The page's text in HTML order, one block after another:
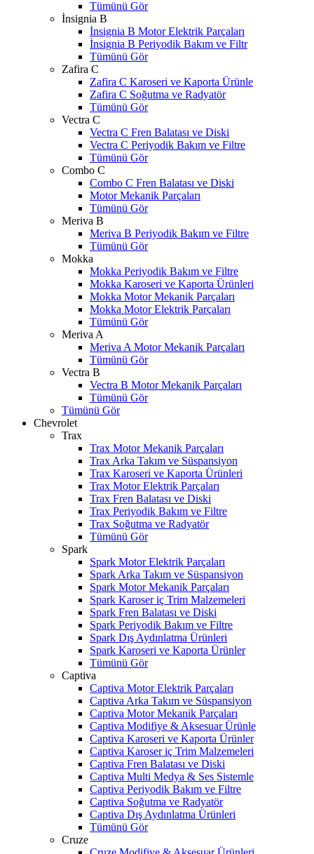
Tümünü Gör
İnsignia B
İnsignia B Motor Elektrik Parçaları
İnsignia B Periyodik Bakım ve Filtr
Tümünü Gör
Zafira C
Zafira C Karoseri ve Kaporta Ürünle
Zafira C Soğutma ve Radyatör
Tümünü Gör
Vectra C
Vectra C Fren Balatası ve Diski
Vectra C Periyodik Bakım ve Filtre
Tümünü Gör
Combo C
Combo C Fren Balatası ve Diski
Motor Mekanik Parçaları
Tümünü Gör
Meriva B
Meriva B Periyodik Bakım ve Filtre
Tümünü Gör
Mokka
Mokka Periyodik Bakım ve Filtre
Mokka Karoseri ve Kaporta Ürünleri
Mokka Motor Mekanik Parçaları
Mokka Motor Elektrik Parçaları
Tümünü Gör
Meriva A
Meriva A Motor Mekanik Parçaları
Tümünü Gör
Vectra B
Vectra B Motor Mekanik Parçaları
Tümünü Gör
Tümünü Gör
Chevrolet
Trax
Trax Motor Mekanik Parçaları
Trax Arka Takım ve Süspansiyon
Trax Karoseri ve Kaporta Ürünleri
Trax Motor Elektrik Parçaları
Trax Fren Balatası ve Diski
Trax Periyodik Bakım ve Filtre
Trax Soğutma ve Radyatör
Tümünü Gör
Spark
Spark Motor Elektrik Parçaları
Spark Arka Takım ve Süspansiyon
Spark Motor Mekanik Parçaları
Spark Karoser iç Trim Malzemeleri
Spark Fren Balatası ve Diski
Spark Periyodik Bakım ve Filtre
Spark Dış Aydınlatma Ürünleri
Spark Karoseri ve Kaporta Ürünler
Tümünü Gör
Captiva
Captiva Motor Elektrik Parçaları
Captiva Arka Takım ve Süspansiyon
Captiva Motor Mekanik Parçaları
Captiva Modifiye & Aksesuar Ürünle
Captiva Karoseri ve Kaporta Ürünler
Captiva Karoser iç Trim Malzemeleri
Captiva Fren Balatası ve Diski
Captiva Multi Medya & Ses Sistemle
Captiva Periyodik Bakım ve Filtre
Captiva Soğutma ve Radyatör
Captiva Dış Aydınlatma Ürünleri
Tümünü Gör
Cruze